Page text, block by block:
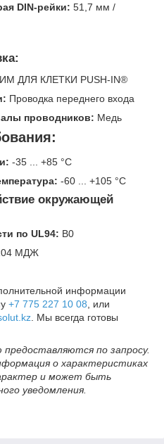
DIN-рейки: 51,7 мм /
ДЛЯ КЛЕТКИ PUSH-IN®
Проводка переднего входа
проводников: Медь
-35 ... +85 °C
-60 ... +105 °C
окружающей
по UL94: В0
МДЖ
информации
+7 775 227 10 08 , или
. Мы всегда готовы
по запросу.
о характеристиках
и может быть
уведомления.